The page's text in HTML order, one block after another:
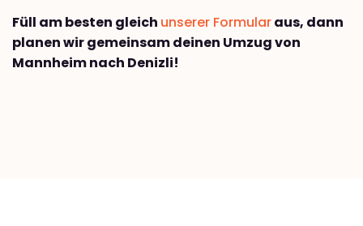
Füll am besten gleich unserer Formularaus, dann
planen wir gemeinsam deinen Umzug von
Mannheim nach Denizli!